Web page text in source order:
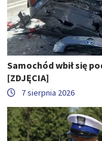
Samochód wbił się
[ZDJĘCIA]
7 sierpnia 2026